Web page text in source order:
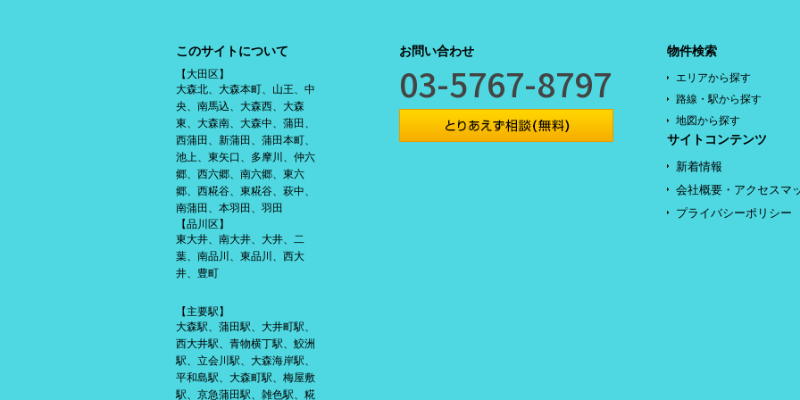
このサイトについて
【大田区】
大森北、大森本町、山王、中
央、南馬込、大森西、大森
東、大森南、大森中、蒲田、
西蒲田、新蒲田、蒲田本町、
池上、東矢口、多摩川、仲六
郷、西六郷、南六郷、東六
郷、西糀谷、東糀谷、萩中、
南蒲田、本羽田、羽田
【品川区】
東大井、南大井、大井、二
葉、南品川、東品川、西大
井、豊町
【主要駅】
大森駅、蒲田駅、大井町駅、
西大井駅、青物横丁駅、鮫洲
駅、立会川駅、大森海岸駅、
平和島駅、大森町駅、梅屋敷
駅、京急蒲田駅、雑色駅、糀
お問い合わせ
03-5767-8797
物件検索
エリアから探す
路線・駅から探す
地図から探す
サイトコンテンツ
新着情報
会社概要・アクセスマ
プライバシーポリシー